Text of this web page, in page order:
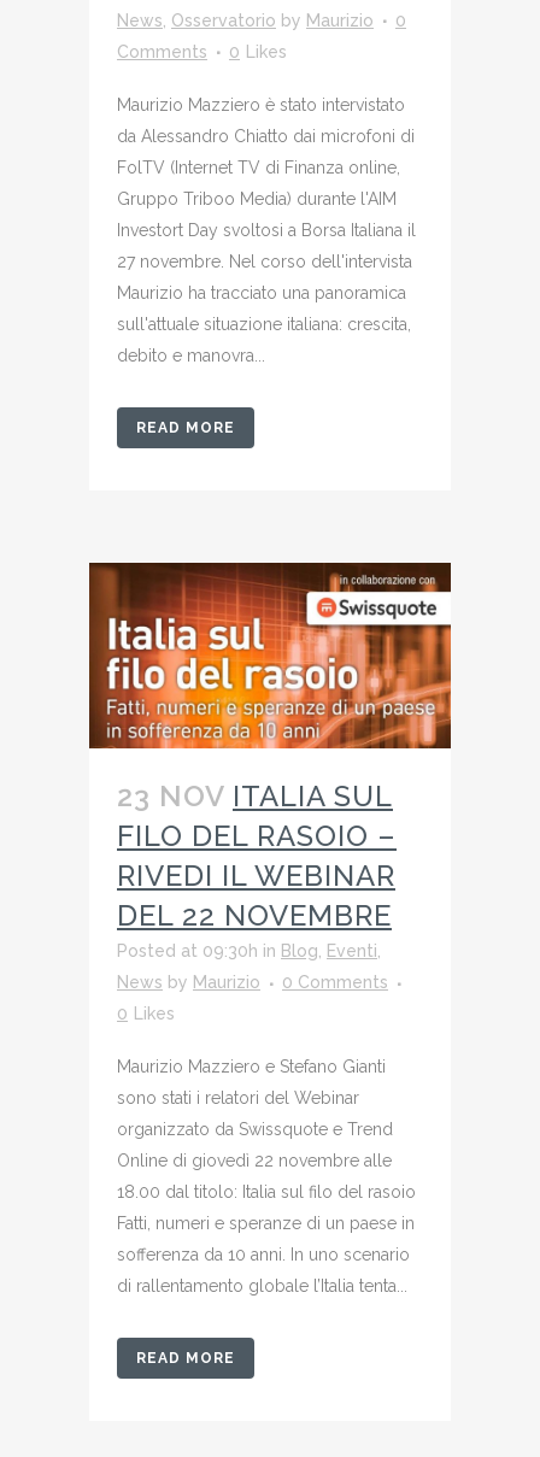
News Osservatorio by Maurizio
0
Comments
0 Likes
Maurizio Mazziero è stato intervistato
da Alessandro Chiatto dai microfoni di
FolTV (Internet TV di Finanza online,
Gruppo Triboo Media) durante l'AIM
Investort Day svoltosi a Borsa Italiana il
27 novembre. Nel corso dell'intervista
Maurizio ha tracciato una panoramica
sull'attuale situazione italiana: crescita,
debito e manovra...
READ MORE
23 NOV ITALIA SUL
FILO DEL RASOIO –
RIVEDI IL WEBINAR
DEL 22 NOVEMBRE
Posted at 09:30h in Blog Eventi
News by Maurizio
0 Comments
0
Likes
Maurizio Mazziero e Stefano Gianti
sono stati i relatori del Webinar
organizzato da Swissquote e Trend
Online di giovedì 22 novembre alle
18.00 dal titolo: Italia sul filo del rasoio
Fatti, numeri e speranze di un paese in
sofferenza da 10 anni. In uno scenario
di rallentamento globale l’Italia tenta...
READ MORE